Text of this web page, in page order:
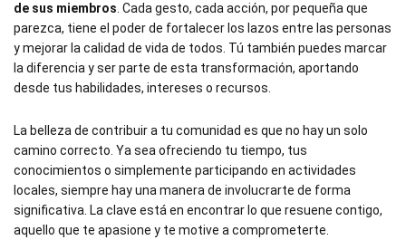
de sus miembros. Cada gesto, cada acción, por pequeña que
parezca, tiene el poder de fortalecer los lazos entre las personas
y mejorar la calidad de vida de todos. Tú también puedes marcar
la diferencia y ser parte de esta transformación, aportando
desde tus habilidades, intereses o recursos.
La belleza de contribuir a tu comunidad es que no hay un solo
camino correcto. Ya sea ofreciendo tu tiempo, tus
conocimientos o simplemente participando en actividades
locales, siempre hay una manera de involucrarte de forma
significativa. La clave está en encontrar lo que resuene contigo,
aquello que te apasione y te motive a comprometerte.